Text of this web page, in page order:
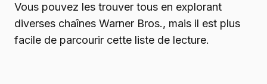
Vous pouvez les trouver tous en explorant
diverses chaînes Warner Bros., mais il est plus
facile de parcourir cette liste de lecture.